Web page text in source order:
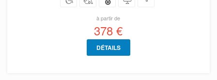
à partir de
378 €
DÉTAILS